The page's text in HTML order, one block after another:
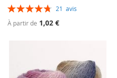
Évaluation:
21 avis
À partir de 1,02 €